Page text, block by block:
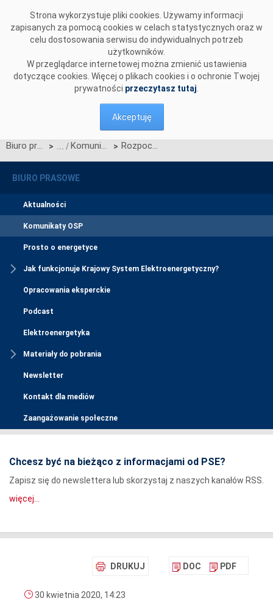
Strona wykorzystuje pliki cookies. Używamy informacji
zapisanych za pomocą cookies w celach statystycznych oraz w
celu dostosowania serwisu do indywidualnych potrzeb
użytkowników.
W przeglądarce internetowej można zmienić ustawienia
dotyczące cookies. Więcej o plikach cookies i o ochronie Twojej
prywatności przeczytasz tutaj
Akceptuję
Biuro prasowe > Komunikaty OSP > Rozpoczęcie publikacji planowanego bilans mocy netto w KSE
BIURO PRASOWE
Aktualności
Komunikaty OSP
Prosto o energetyce
Jak funkcjonuje Krajowy System Elektroenergetyczny?
Opracowania eksperckie
Podcast
Elektroenergetyka
Materiały do pobrania
Newsletter
Kontakt dla mediów
Zaangażowanie społeczne
Chcesz być na bieżąco z informacjami od PSE?
Zapisz się do newslettera lub skorzystaj z naszych kanałów RSS.
więcej...
DRUKUJ DOC PDF
30 kwietnia 2020, 14:23